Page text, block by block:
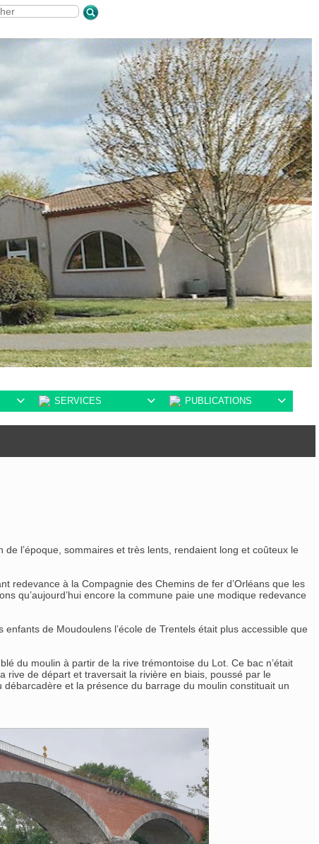
 SERVICES  PUBLICATIONS 
l’époque, sommaires et très lents, rendaient long et coûteux le
redevance à la Compagnie des Chemins de fer d’Orléans que les
qu’aujourd’hui encore la commune paie une modique redevance
de Moudoulens l’école de Trentels était plus accessible que
du moulin à partir de la rive trémontoise du Lot. Ce bac n’était
rive de départ et traversait la rivière en biais, poussé par le
et la présence du barrage du moulin constituait un